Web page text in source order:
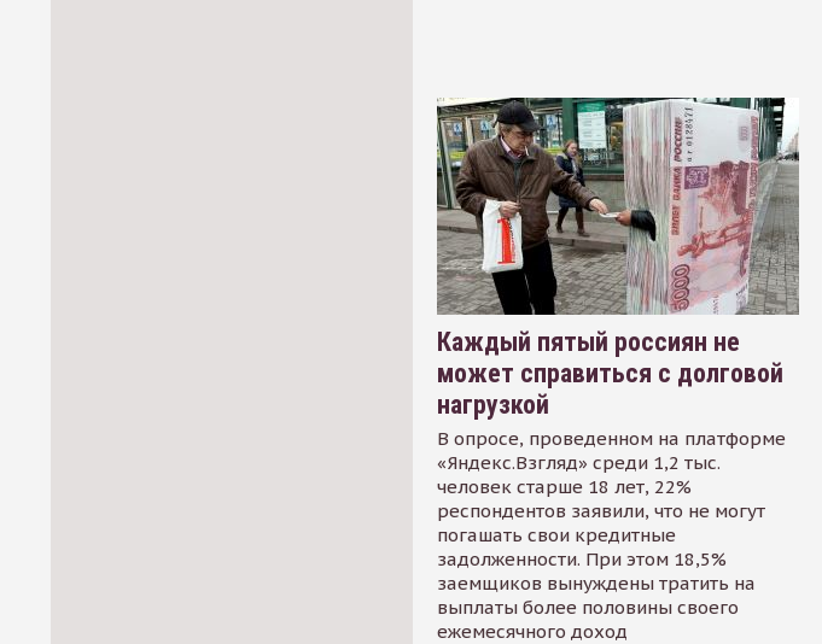
Каждый пятый россиян не
может справиться с долговой
нагрузкой
В опросе, проведенном на платформе
«Яндекс.Взгляд» среди 1,2 тыс.
человек старше 18 лет, 22%
респондентов заявили, что не могут
погашать свои кредитные
задолженности. При этом 18,5%
заемщиков вынуждены тратить на
выплаты более половины своего
ежемесячного доход